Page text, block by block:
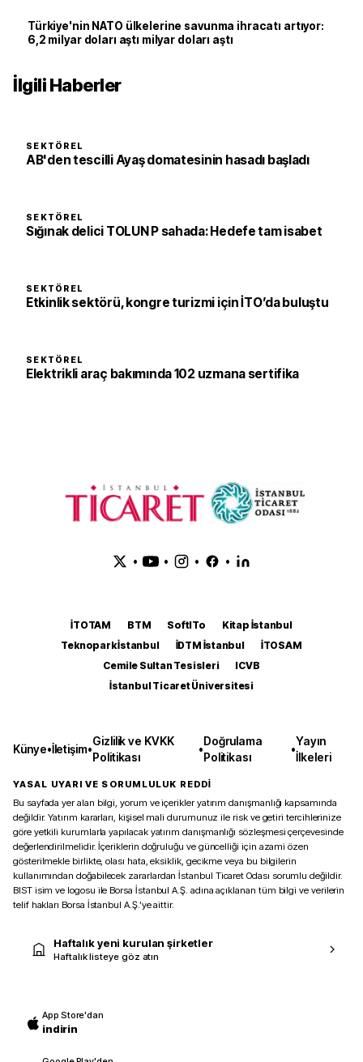
Türkiye'nin NATO ülkelerine savunma ihracatı artıyor:
6,2 milyar doları aştı milyar doları aştı
İlgili Haberler
SEKTÖREL
AB'den tescilli Ayaş domatesinin hasadı başladı
SEKTÖREL
Sığınak delici TOLUN P sahada: Hedefe tam isabet
SEKTÖREL
Etkinlik sektörü, kongre turizmi için İTO’da buluştu
SEKTÖREL
Elektrikli araç bakımında 102 uzmana sertifika
• • • •
İTOTAM BTM SoftITo
Kitap İstanbul
Teknopark İstanbul
İDTM İstanbul
İTOSAM
Cemile Sultan Tesisleri
ICVB
İstanbul Ticaret Üniversitesi
Künye•İletişim•
Gizlilik ve KVKK
Politikası
•
Doğrulama
Politikası
•
Yayın
İlkeleri
YASAL UYARI VE SORUMLULUK REDDİ
Bu sayfada yer alan bilgi, yorum ve içerikler yatırım danışmanlığı kapsamında
değildir. Yatırım kararları, kişisel mali durumunuz ile risk ve getiri tercihlerinize
göre yetkili kurumlarla yapılacak yatırım danışmanlığı sözleşmesi çerçevesinde
değerlendirilmelidir. İçeriklerin doğruluğu ve güncelliği için azami özen
gösterilmekle birlikte, olası hata, eksiklik, gecikme veya bu bilgilerin
kullanımından doğabilecek zararlardan İstanbul Ticaret Odası sorumlu değildir.
BIST isim ve logosu ile Borsa İstanbul A.Ş. adına açıklanan tüm bilgi ve verilerin
telif hakları Borsa İstanbul A.Ş.’ye aittir.
Haftalık yeni kurulan şirketler
Haftalık listeye göz atın
App Store'dan
indirin